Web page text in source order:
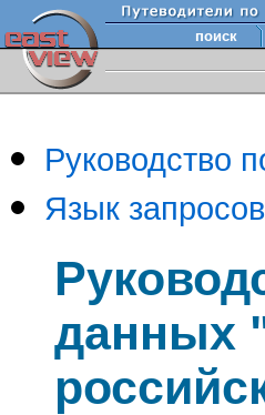
поиск
Руководство
Язык запросов
данных